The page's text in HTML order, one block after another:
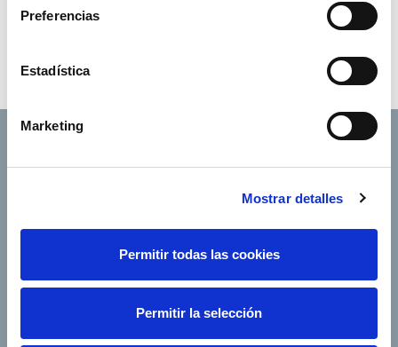
Preferencias
Estadística
Marketing
Mostrar detalles
Permitir todas las cookies
Permitir la selección
investors
Shareholders’ Meeting
Suppliers